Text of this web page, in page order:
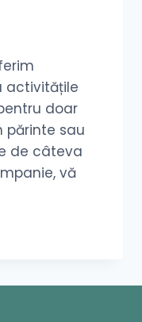
activitățile
doar
părinte sau
de câteva
vă